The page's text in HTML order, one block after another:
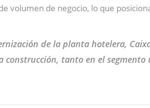
volumen de negocio, lo que
de la planta hotelera,
tanto en el segmento